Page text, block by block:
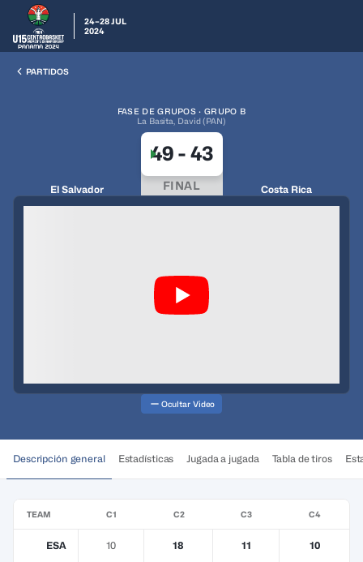
24–28 JUL
2024
PARTIDOS
FASE DE GRUPOS · GRUPO B
La Basita, David (PAN)
El Salvador
49- 43
FINAL Costa Rica
Ocultar Video
Descripción general Estadísticas Jugada a jugada Tabla de tiros
TEAM C1 C2 C3 C4
ESA 10 18 11 10